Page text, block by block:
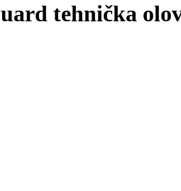
tehnička